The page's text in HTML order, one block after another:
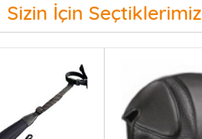
Sizin İçin Seçtiklerimiz